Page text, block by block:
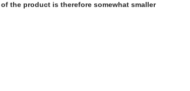
the product is therefore somewhat smaller